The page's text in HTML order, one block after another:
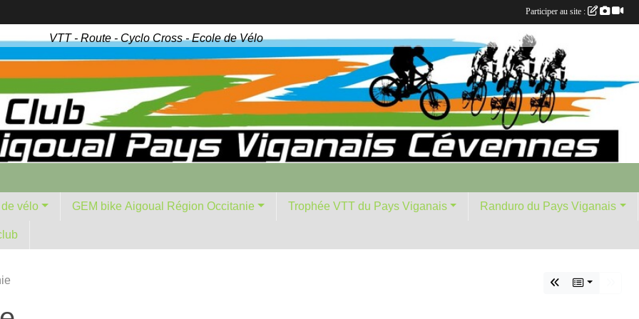
VTT - Route - Cyclo Cross - Ecole de Vélo
vélo GEM bike Aigoual Région Occitanie Trophée VTT du Pays Viganais Randuro du Pays Viganais
Participer au site :